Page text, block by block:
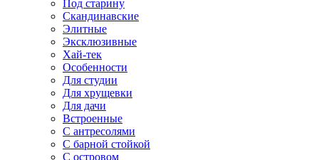
Под старину
Скандинавские
Элитные
Эксклюзивные
Хай-тек
Особенности
Для студии
Для хрущевки
Для дачи
Встроенные
С антресолями
С барной стойкой
С островом